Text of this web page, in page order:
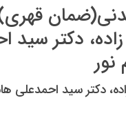
دکتر سید
دکتر سید احمدعلی